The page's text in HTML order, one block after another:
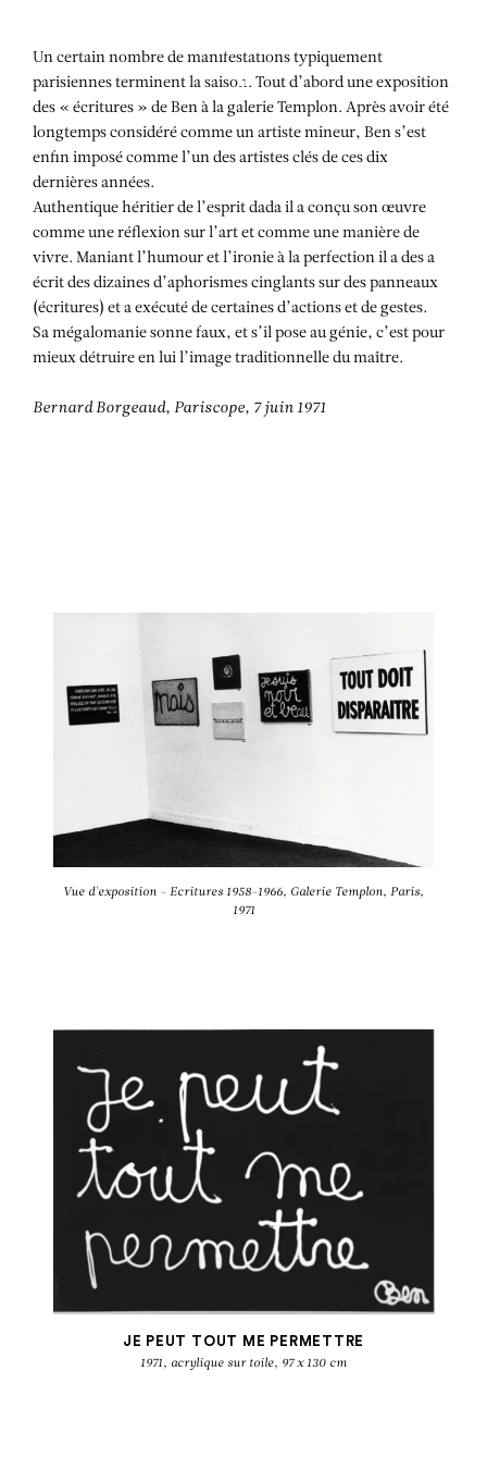
Un certain nombre de manifestations typiquement
parisiennes terminent la saison. Tout d’abord une exposition
des « écritures » de Ben à la galerie Templon. Après avoir été
longtemps considéré comme un artiste mineur, Ben s’est
enfin imposé comme l’un des artistes clés de ces dix
dernières années.
Authentique héritier de l’esprit dada il a conçu son œuvre
comme une réflexion sur l’art et comme une manière de
vivre. Maniant l’humour et l’ironie à la perfection il a des a
écrit des dizaines d’aphorismes cinglants sur des panneaux
(écritures) et a exécuté de certaines d’actions et de gestes.
Sa mégalomanie sonne faux, et s’il pose au génie, c’est pour
mieux détruire en lui l’image traditionnelle du maître.
Bernard Borgeaud, Pariscope, 7 juin 1971
Vue d'exposition - Ecritures 1958-1966, Galerie Templon, Paris,
1971
JE PEUT TOUT ME PERMETTRE
1971, acrylique sur toile, 97 x 130 cm